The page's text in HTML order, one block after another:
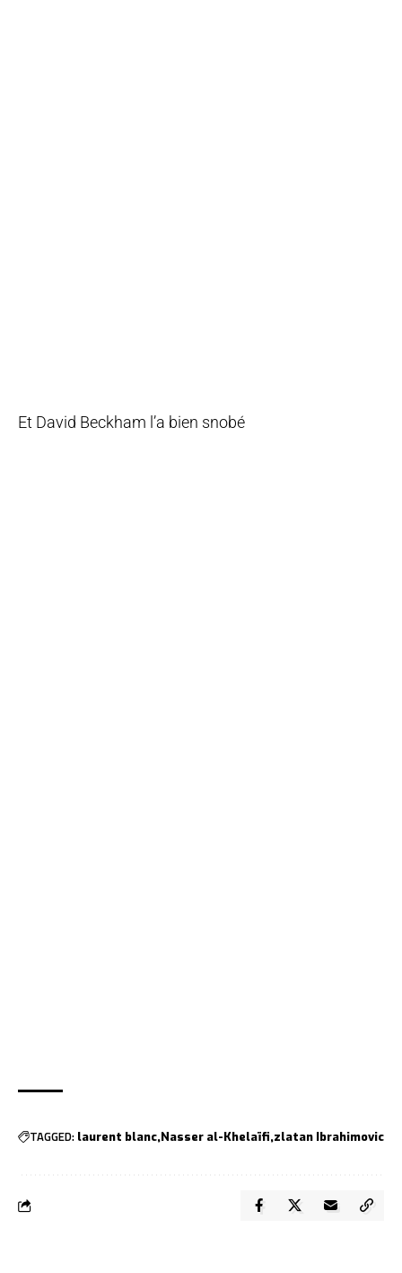
Et David Beckham l’a bien snobé
TAGGED: laurent blanc Nasser al-Khelaïfi zlatan Ibrahimovic